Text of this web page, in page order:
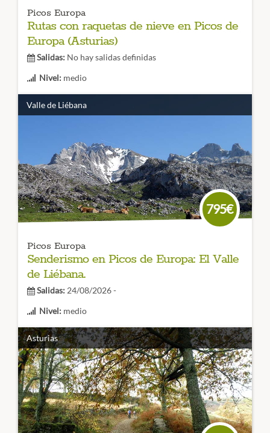
Picos Europa
Rutas con raquetas de nieve en Picos de
Europa (Asturias)
Salidas: No hay salidas definidas
Nivel: medio
Descubre la belleza invernal de Asturias con estas
Picos de Europa. Un lugar mágico en el que disfrutar de la
nieve. No te lo pierdas!
CÓDIGO VIAJE: 007RES
Valle de Liébana
795€
Picos Europa
Senderismo en Picos de Europa: El Valle
de Liébana.
Salidas: 24/08/2026 -
Nivel: medio
Duración:6 días
Con esteviaje de senderismo, conocerás la Comarca de
Liébana, un lugar rodeado de altas montañas, ideal para
perderse y disfrutar del sabor tradicional de otras épocas.
Disfruta dePicos de Europa
CÓDIGO VIAJE: 013SES
Asturias